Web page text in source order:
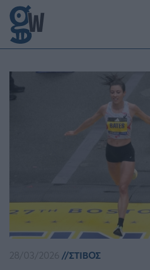
Παράκαμψη προς το κυρίως
ΣΤΙΒΟΣ